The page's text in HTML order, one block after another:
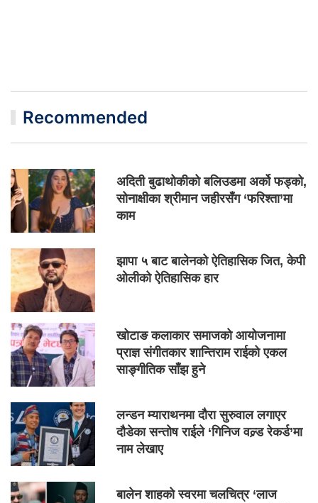
Recommended
अदिती बुढाथोकीको बलिउडमा अर्को फड्को,
सोनाक्षीका श्रीमान जहीरसँग ‘फरिश्ता’मा
काम
झापा ५ बाट बालेनको ऐतिहासिक जित, केपी
ओलीको ऐतिहासिक हार
खोटाङ कलाकार समाजको आयोजनामा
प्राज्ञ संगीतकार शान्तिराम राईको एकल
साङ्गीतिक साँझ हुने
लन्डन म्याराथनमा दौरा सुरुवाल लगाएर
दौडेका सन्तोष राईले ‘गिनिज वल्र्ड रेकर्ड’मा
नाम लेखाए
बालेन शाहको स्वरमा चलचित्र ‘लाज